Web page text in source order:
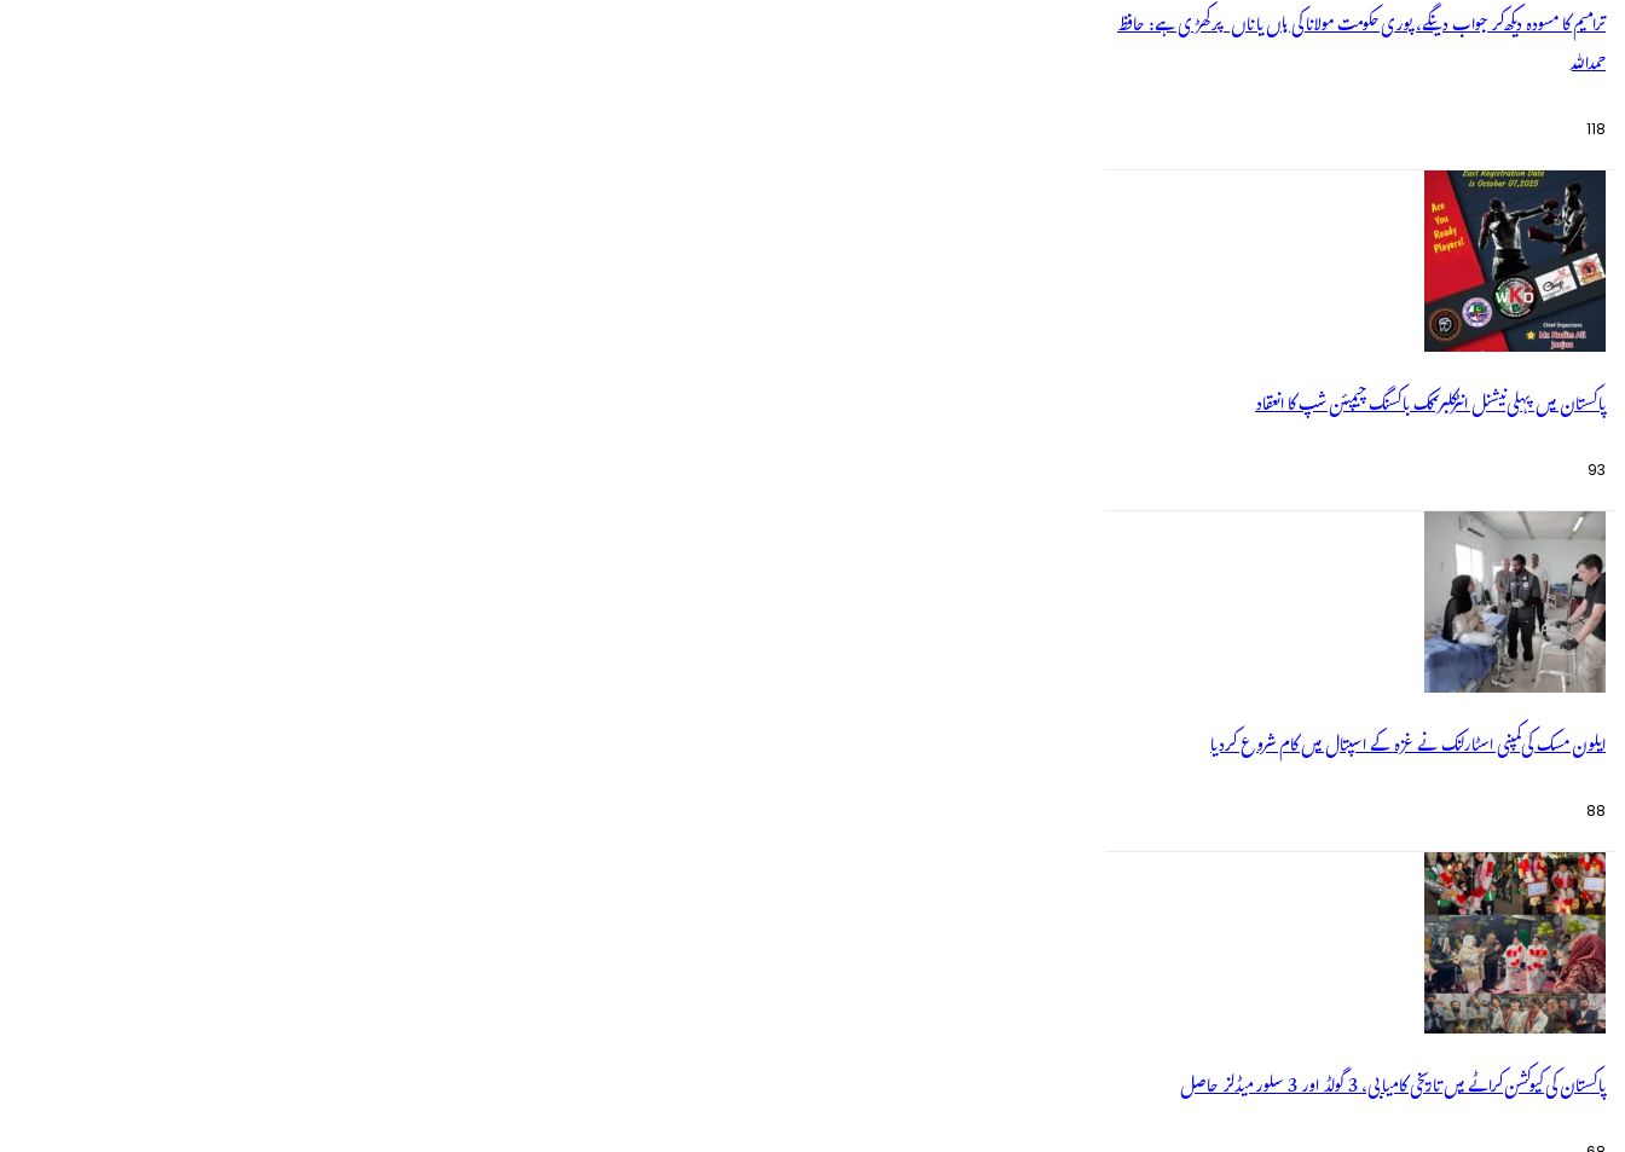
ترامیم کا مسودہ دیکھ کر جواب دینگے، پوری حکومت مولانا کی ہاں یا ناں پر کھڑی ہے: حافظ
حمداللہ
118
پاکستان میں پہلی نیشنل انٹرکلبز کک باکسنگ چیمپئن شپ کا انعقاد
93
ایلون مسک کی کمپنی اسٹارلنک نے غزہ کے اسپتال میں کام شروع کردیا
88
پاکستان کی کیوکشن کراٹے میں تاریخی کامیابی، 3 گولڈ اور 3 سلور میڈلز حاصل